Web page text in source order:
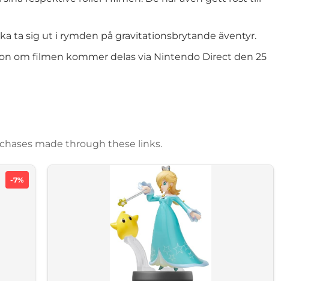
ta sig ut i rymden på gravitationsbrytande äventyr.
om filmen kommer delas via Nintendo Direct den 25
made through these links.
-7%